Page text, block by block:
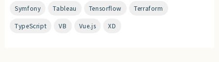
Symfony Tableau Tensorflow Terraform
TypeScript VB Vue.js XD